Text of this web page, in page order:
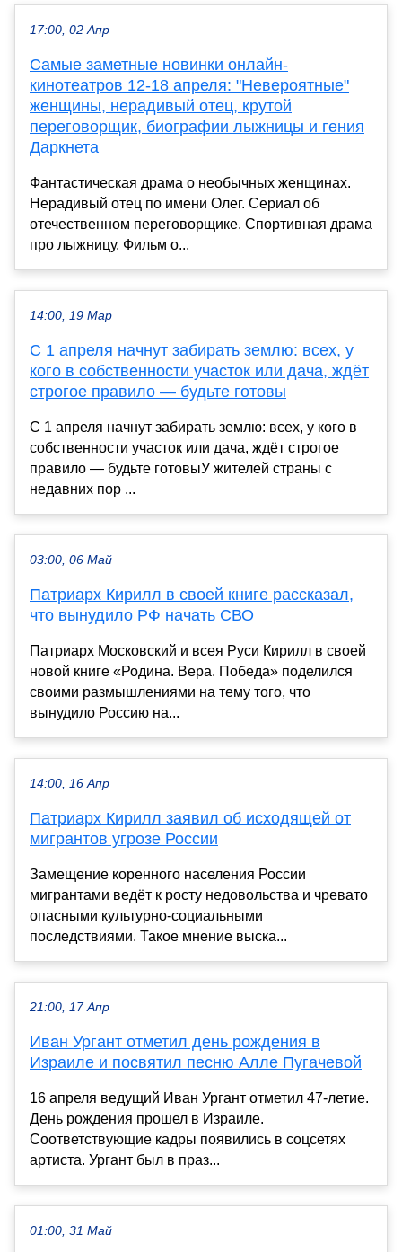
17:00, 02 Апр
Самые заметные новинки онлайн-
кинотеатров 12-18 апреля: "Невероятные"
женщины, нерадивый отец, крутой
переговорщик, биографии лыжницы и гения
Даркнета
Фантастическая драма о необычных женщинах.
Нерадивый отец по имени Олег. Сериал об
отечественном переговорщике. Спортивная драма
про лыжницу. Фильм о...
14:00, 19 Мар
С 1 апреля начнут забирать землю: всех, у
кого в собственности участок или дача, ждёт
строгое правило — будьте готовы
С 1 апреля начнут забирать землю: всех, у кого в
собственности участок или дача, ждёт строгое
правило — будьте готовыУ жителей страны с
недавних пор ...
03:00, 06 Май
Патриарх Кирилл в своей книге рассказал,
что вынудило РФ начать СВО
Патриарх Московский и всея Руси Кирилл в своей
новой книге «Родина. Вера. Победа» поделился
своими размышлениями на тему того, что
вынудило Россию на...
14:00, 16 Апр
Патриарх Кирилл заявил об исходящей от
мигрантов угрозе России
Замещение коренного населения России
мигрантами ведёт к росту недовольства и чревато
опасными культурно-социальными
последствиями. Такое мнение выска...
21:00, 17 Апр
Иван Ургант отметил день рождения в
Израиле и посвятил песню Алле Пугачевой
16 апреля ведущий Иван Ургант отметил 47-летие.
День рождения прошел в Израиле.
Соответствующие кадры появились в соцсетях
артиста. Ургант был в праз...
01:00, 31 Май